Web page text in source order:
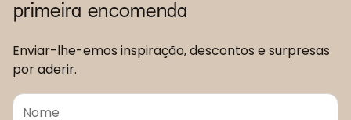
primeira encomenda
Enviar-lhe-emos inspiração, descontos e surpresas
por aderir.